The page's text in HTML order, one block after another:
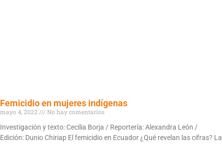
Femicidio en mujeres indígenas
mayo 4, 2022
No hay comentarios
Investigación y texto: Cecilia Borja / Reportería: Alexandra León /
Edición: Dunio Chiriap El femicidio en Ecuador ¿Qué revelan las cifras? La